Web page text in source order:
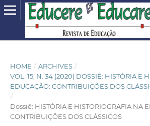
HOME / ARCHIVES /
VOL. 15, N. 34 (2020) DOSSIÊ: HISTÓRIA E
EDUCAÇÃO: CONTRIBUIÇÕES DOS
/
Dossiê: HISTÓRIA E HISTORIOGRAFIA NA
CONTRIBUIÇÕES DOS CLÁSSICOS